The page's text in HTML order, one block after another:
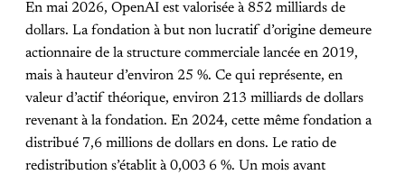
En mai 2026, OpenAI est valorisée à 852 milliards de
dollars. La fondation à but non lucratif d’origine demeure
actionnaire de la structure commerciale lancée en 2019,
mais à hauteur d’environ 25 %. Ce qui représente, en
valeur d’actif théorique, environ 213 milliards de dollars
revenant à la fondation. En 2024, cette même fondation a
distribué 7,6 millions de dollars en dons. Le ratio de
redistribution s’établit à 0,003 6 %. Un mois avant